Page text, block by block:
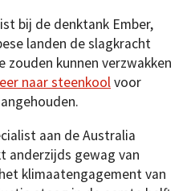
bij de denktank Ember,
landen de slagkracht
kunnen verzwakken
naar steenkoolvoor
aan de Australia
anderzijds gewag van
klimaatengagement van